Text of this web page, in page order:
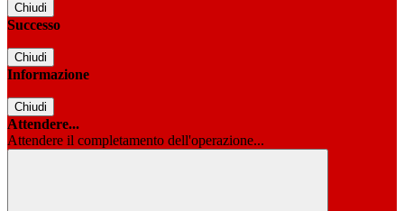
Chiudi
Successo
Chiudi
Informazione
Chiudi
Attendere...
Attendere il completamento dell'operazione...